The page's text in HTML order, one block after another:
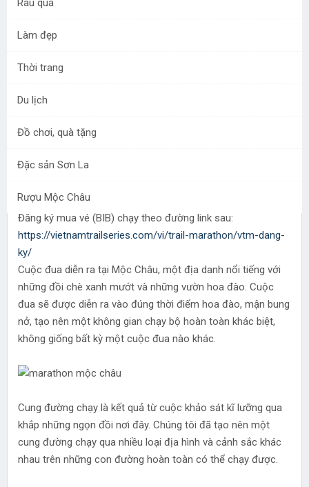
Rau quả
Làm đẹp
Thời trang
Du lịch
Đồ chơi, quà tặng
Đặc sản Sơn La
Rượu Mộc Châu
Ngày 14-7-2020 này đơn vị tổ chức TOPAS đã mở đăng
Trail Marathon 2021 hay Marathon Mộc Châu 2021 sẽ
CUỘC ĐUA Vietnam Trail Marathon 2021 hay Marathon Mộc
Bắt đầu mở bán BIB từ ngày 14-7-2020
Đăng ký mua vé (BIB) chạy theo đường link sau:
https://vietnamtrailseries.com/vi/trail-marathon/vtm-dang-
ky/
Cuộc đua diễn ra tại Mộc Châu, một địa danh nổi tiếng với
những đồi chè xanh mướt và những vườn hoa đào. Cuộc
đua sẽ được diễn ra vào đúng thời điểm hoa đào, mận bung
nở, tạo nên một không gian chạy bộ hoàn toàn khác biệt,
không giống bất kỳ một cuộc đua nào khác.
Cung đường chạy là kết quả từ cuộc khảo sát kĩ lưỡng qua
khắp những ngọn đồi nơi đây. Chúng tôi đã tạo nên một
cung đường chạy qua nhiều loại địa hình và cảnh sắc khác
nhau trên những con đường hoàn toàn có thể chạy được.